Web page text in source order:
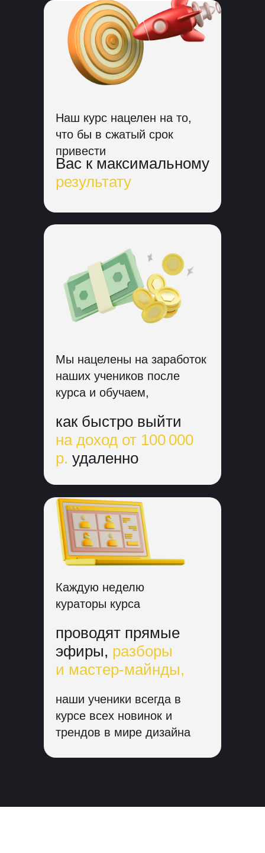
Вас к максимальному
результату
Наш курс нацелен на то,
что бы в сжатый срок
привести
как быстро выйти
на доход от 100 000
р. удаленно
Мы нацелены на заработок
наших учеников после
курса и обучаем,
проводят прямые
эфиры, разборы
и мастер-майнды,
Каждую неделю
кураторы курса
наши ученики всегда в
курсе всех новинок и
трендов в мире дизайна